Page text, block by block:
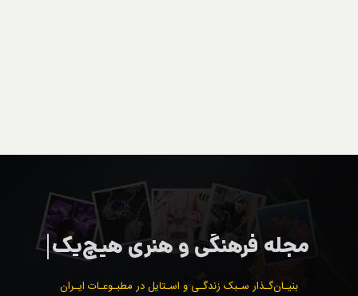
بنیـان‌گـذار سـبک زندگـی و اسـتایل در مطبـوعـات ایـران